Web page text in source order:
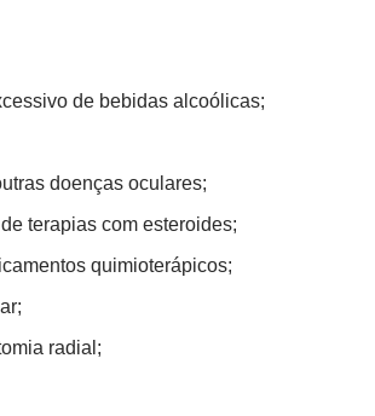
de bebidas alcoólicas;
doenças oculares;
terapias com esteroides;
quimioterápicos;
radial;